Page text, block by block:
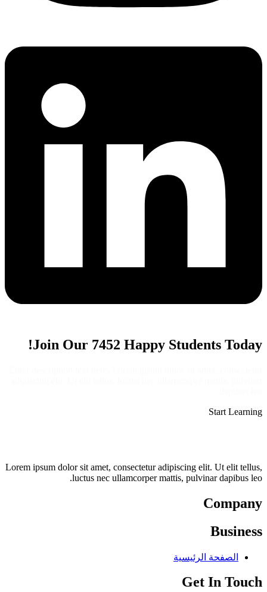
Join Our 7452 Happy Students​ Today!
Start Learning
Lorem ipsum dolor sit amet, consectetur adipiscing elit. Ut elit tellus,
luctus nec ullamcorper mattis, pulvinar dapibus leo.
Company
Business
الصفحة الرئيسية
Get In Touch